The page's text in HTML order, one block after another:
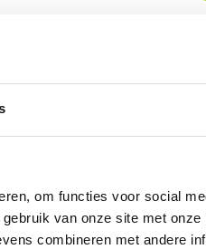
om functies voor social
van onze site met
combineren met andere
ziet een
Dijken,
kennis met onze gastvrije